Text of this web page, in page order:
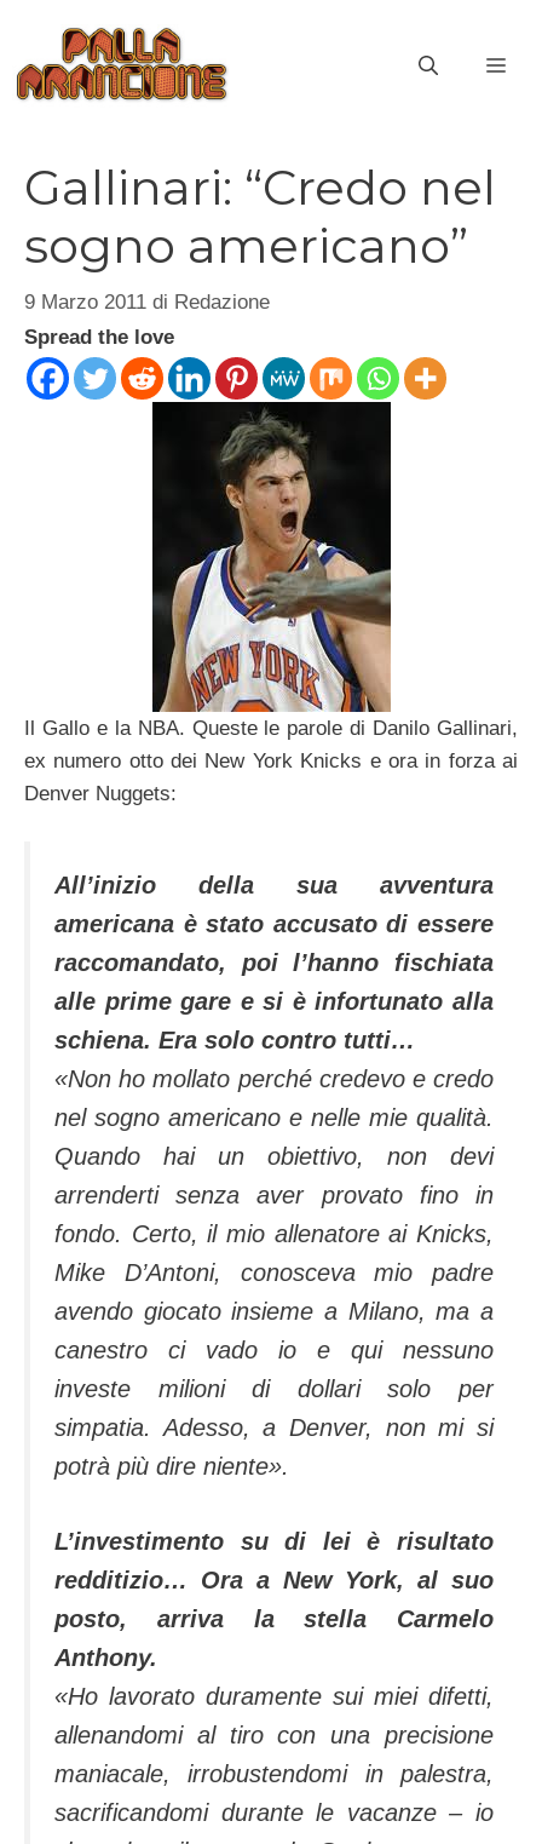
contenuto
Gallinari: “Credo nel
sogno americano”
9 Marzo 2011 di Redazione
Spread the love
Il Gallo e la NBA. Queste le parole di Danilo Gallinari,
ex numero otto dei New York Knicks e ora in forza ai
Denver Nuggets:
All’inizio della sua avventura
americana è stato accusato di essere
raccomandato, poi l’hanno fischiata
alle prime gare e si è infortunato alla
schiena. Era solo contro tutti…
«Non ho mollato perché credevo e credo
nel sogno americano e nelle mie qualità.
Quando hai un obiettivo, non devi
arrenderti senza aver provato fino in
fondo. Certo, il mio allenatore ai Knicks,
Mike D’Antoni, conosceva mio padre
avendo giocato insieme a Milano, ma a
canestro ci vado io e qui nessuno
investe milioni di dollari solo per
simpatia. Adesso, a Denver, non mi si
potrà più dire niente».
L’investimento su di lei è risultato
redditizio… Ora a New York, al suo
posto, arriva la stella Carmelo
Anthony.
«Ho lavorato duramente sui miei difetti,
allenandomi al tiro con una precisione
maniacale, irrobustendomi in palestra,
sacrificandomi durante le vacanze – io